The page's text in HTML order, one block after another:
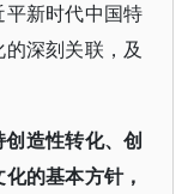
新时代中国特
深刻关联，及
造性转化、创
的基本方针，